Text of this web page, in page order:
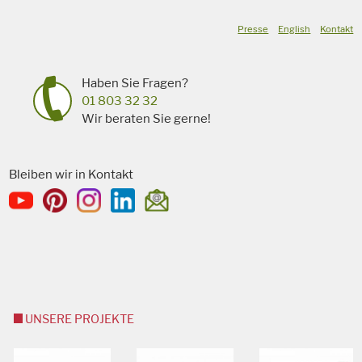
Presse English Kontakt
Haben Sie Fragen?
01 803 32 32
Wir beraten Sie gerne!
Bleiben wir in Kontakt
UNSERE PROJEKTE